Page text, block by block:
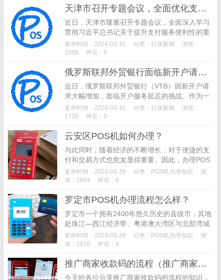
天津市召开专题会议，全面优化支付服务，提升支付便利性
近日，天津市隆重召开专题会议，全面深入学习
贯彻习近平总书记关于提升支付服务便利性的重
要指示精神，并认真落实党中央、国务院的决策
部署。会议强调，优化支付服务、提升支付便利
更是优化营商环境、推动高质量发展的关键举
措。
发布时间：2024-03-31 分类： 行业新闻
浏览：
1558
评论：0
俄罗斯联邦外贸银行面临新开户请求大幅增加,开户服务延迟挑战，积极应对制裁寻找新机遇
近日，俄罗斯联邦外贸银行（VTB）因新开户请
求大幅增加，面临开户服务延迟的挑战。作为一
家经营国际结算、外汇业务的商业股份制银行，
VTB自俄乌冲突以来遭遇了来自美国、加拿大和
然而，VTB并未放弃，而是积极应对制裁，寻求
新的发展机遇。该行不仅推出了人民币存款业
务，还开通了用人民币向俄罗斯银行账户转账的
业务，展现了其灵活应对市场变化的能力。
发布时间：2024-03-31 分类： 行业新闻
浏览：
1726
评论：0
云安区POS机如何办理？
与此同时，随着经济的不断增长，对于便捷的支
付和交易方式也愈发显得重要。因此，办理POS
机成为了商家们关心的话题。接下来，我们将探
讨在云安区办理POS机的流程、费率、价格以及
发布时间：2024-03-29 分类： POS机办理知识
浏
览：1664
评论：0
罗定市POS机办理流程怎么样？
罗定市一个拥有2400年悠久历史的县级市，其地
处珠江—西江经济带、粤港澳大湾区与北部湾城
市群三大国家级经济区的交汇处。如此独特的地
理位置使得罗定市的商业活动日益频繁，对于
罗定市的商户和个人可以透过银行或第三方支付
公司办理正规的POS机。
发布时间：2024-03-29 分类： POS机办理知识
浏
览：1610
评论：0
推广商家收款码的流程（推广商家收款码的流程视频）
今天给各位分享推广商家收款码的流程的知识，